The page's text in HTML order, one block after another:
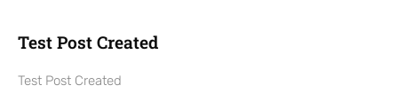
Test Post Created
Test Post Created